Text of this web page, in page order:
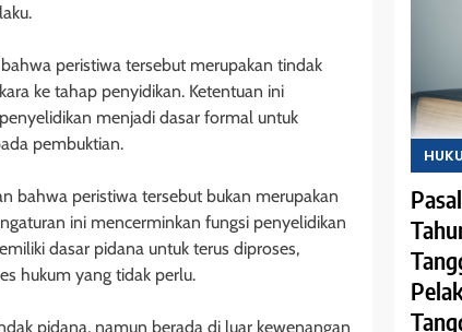
peristiwa tersebut merupakan tindak
ke tahap penyidikan. Ketentuan ini
menjadi dasar formal untuk
pembuktian.
bahwa peristiwa tersebut bukan merupakan
ini mencerminkan fungsi penyelidikan
dasar pidana untuk terus diproses,
hukum yang tidak perlu.
pidana, namun berada di luar kewenangan
HUKUM JAMINAN - HAK TANGGUNGAN
Pasal 29 Undang-Undang Nomor 4
Tahun 1996 tentang Hak
Tanggungan: Pencabutan Ketentuan
Hypotheek dan Credietverband
1 minggu ago